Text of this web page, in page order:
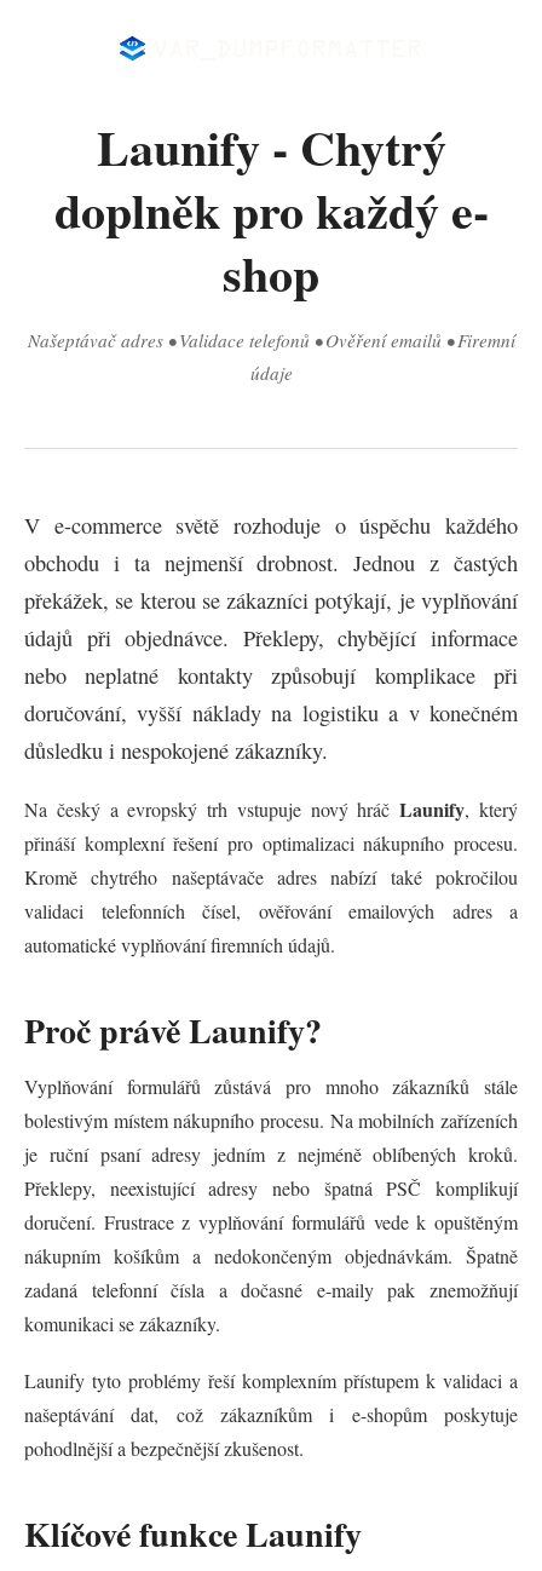
Launify - Chytrý
doplněk pro každý e-
shop
Našeptávač adres • Validace telefonů • Ověření emailů • Firemní
údaje
V e-commerce světě rozhoduje o úspěchu každého
obchodu i ta nejmenší drobnost. Jednou z častých
překážek, se kterou se zákazníci potýkají, je vyplňování
údajů při objednávce. Překlepy, chybějící informace
nebo neplatné kontakty způsobují komplikace při
doručování, vyšší náklady na logistiku a v konečném
důsledku i nespokojené zákazníky.
Na český a evropský trh vstupuje nový hráčLaunify, který
přináší komplexní řešení pro optimalizaci nákupního procesu.
Kromě chytrého našeptávače adres nabízí také pokročilou
validaci telefonních čísel, ověřování emailových adres a
automatické vyplňování firemních údajů.
Proč právě Launify?
Vyplňování formulářů zůstává pro mnoho zákazníků stále
bolestivým místem nákupního procesu. Na mobilních zařízeních
je ruční psaní adresy jedním z nejméně oblíbených kroků.
Překlepy, neexistující adresy nebo špatná PSČ komplikují
doručení. Frustrace z vyplňování formulářů vede k opuštěným
nákupním košíkům a nedokončeným objednávkám. Špatně
zadaná telefonní čísla a dočasné e-maily pak znemožňují
komunikaci se zákazníky.
Launify tyto problémy řeší komplexním přístupem k validaci a
našeptávání dat, což zákazníkům i e-shopům poskytuje
pohodlnější a bezpečnější zkušenost.
Klíčové funkce Launify